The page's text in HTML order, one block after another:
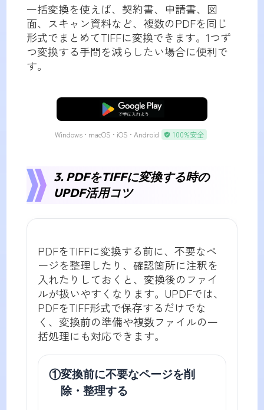
一括変換を使えば、契約書、申請書、図
面、スキャン資料など、複数のPDFを同じ
形式でまとめてTIFFに変換できます。1つず
つ変換する手間を減らしたい場合に便利で
す。
無料ダウンロード
Windows • macOS • iOS • Android 100%安全
3. PDFをTIFFに変換する時の
UPDF活用コツ
PDFをTIFFに変換する前に、不要なペ
ージを整理したり、確認箇所に注釈を
入れたりしておくと、変換後のファイ
ルが扱いやすくなります。UPDFでは、
PDFをTIFF形式で保存するだけでな
く、変換前の準備や複数ファイルの一
括処理にも対応できます。
①変換前に不要なページを削
除・整理する